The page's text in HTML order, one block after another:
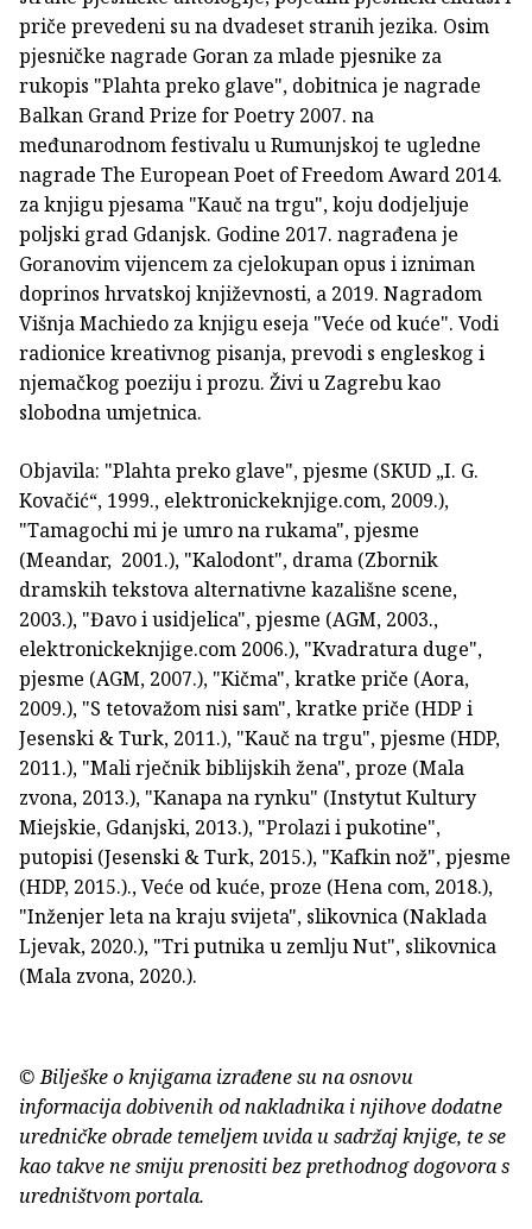
priče prevedeni su na dvadeset stranih jezika. Osim
pjesničke nagrade Goran za mlade pjesnike za
rukopis "Plahta preko glave", dobitnica je nagrade
Balkan Grand Prize for Poetry 2007. na
međunarodnom festivalu u Rumunjskoj te ugledne
nagrade The European Poet of Freedom Award 2014.
za knjigu pjesama "Kauč na trgu", koju dodjeljuje
poljski grad Gdanjsk. Godine 2017. nagrađena je
Goranovim vijencem za cjelokupan opus i izniman
doprinos hrvatskoj književnosti, a 2019. Nagradom
Višnja Machiedo za knjigu eseja "Veće od kuće". Vodi
radionice kreativnog pisanja, prevodi s engleskog i
njemačkog poeziju i prozu. Živi u Zagrebu kao
slobodna umjetnica.
Objavila: "Plahta preko glave", pjesme (SKUD „I. G.
Kovačić“, 1999., elektronickeknjige.com, 2009.),
"Tamagochi mi je umro na rukama", pjesme
(Meandar, 2001.), "Kalodont", drama (Zbornik
dramskih tekstova alternativne kazališne scene,
2003.), "Đavo i usidjelica", pjesme (AGM, 2003.,
elektronickeknjige.com 2006.), "Kvadratura duge",
pjesme (AGM, 2007.), "Kičma", kratke priče (Aora,
2009.), "S tetovažom nisi sam", kratke priče (HDP i
Jesenski & Turk, 2011.), "Kauč na trgu", pjesme (HDP,
2011.), "Mali rječnik biblijskih žena", proze (Mala
zvona, 2013.), "Kanapa na rynku" (Instytut Kultury
Miejskie, Gdanjski, 2013.), "Prolazi i pukotine",
putopisi (Jesenski & Turk, 2015.), "Kafkin nož", pjesme
(HDP, 2015.)., Veće od kuće, proze (Hena com, 2018.),
"Inženjer leta na kraju svijeta", slikovnica (Naklada
Ljevak, 2020.), "Tri putnika u zemlju Nut", slikovnica
(Mala zvona, 2020.).
© Bilješke o knjigama izrađene su na osnovu
informacija dobivenih od nakladnika i njihove dodatne
uredničke obrade temeljem uvida u sadržaj knjige, te se
kao takve ne smiju prenositi bez prethodnog dogovora s
uredništvom portala.